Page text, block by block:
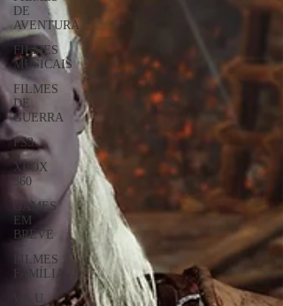
DE
AVENTURA
FILMES
MUSICAIS
FILMES
DE
GUERRA
PS3
XBOX
360
GAMES
EM
BREVE
FILMES
FAMÍLIA
Wii U